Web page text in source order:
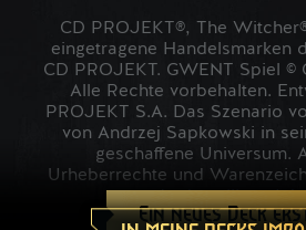
Ein neues Deck
CD PROJEKT®, The
eingetragene Handelsmarken
CD PROJEKT. GWENT Spiel ©
Alle Rechte vorbehalten.
PROJEKT S.A. Das Szenario
von Andrzej Sapkowski in
geschaffene Universum.
Urheberrechte und
der jeweiligen